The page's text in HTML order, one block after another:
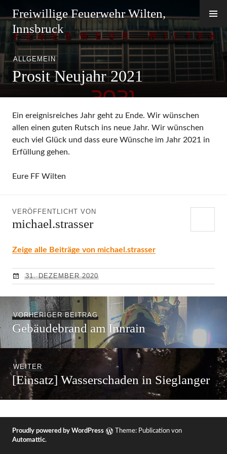
Inhalt
springen
Freiwillige Feuerwehr Wilten,
Innsbruck
ALLGEMEIN
Prosit Neujahr 2021
Ein ereignisreiches Jahr geht zu Ende. Wir wünschen
allen einen guten Rutsch ins neue Jahr. Wir wünschen
euch viel Glück und dass eure Wünsche im Jahr 2021 in
Erfüllung gehen.
Eure FF Wilten
VERÖFFENTLICHT VON
michael.strasser
Zeige alle Beiträge von michael.strasser
31. DEZEMBER 2020
Beitragsnavigation
VORHERIGER BEITRAG Vorheriger
Beitrag:
Gebäudebrand am Innrain
WEITER
Beitrag:
[Einsatz] Wasserschaden in Sieglanger
Proudly powered by WordPress
Theme: Publication von
Automattic.